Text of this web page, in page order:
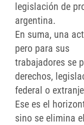
legislación de
argentina.
En suma, una
pero para sus
trabajadores se
derechos,
federal o
Ese es el
sino se elimina